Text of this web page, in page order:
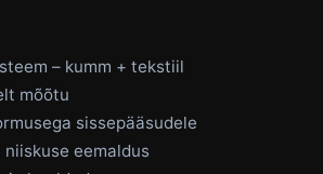
– kumm + tekstiil
mõõtu
sissepääsudele
eemaldus